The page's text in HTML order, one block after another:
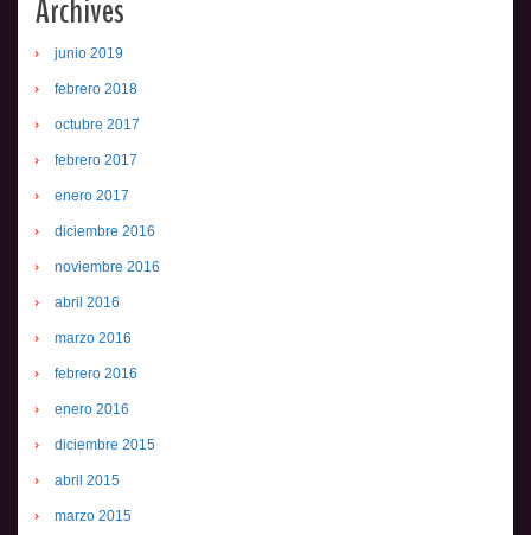
Archives
junio 2019
febrero 2018
octubre 2017
febrero 2017
enero 2017
diciembre 2016
noviembre 2016
abril 2016
marzo 2016
febrero 2016
enero 2016
diciembre 2015
abril 2015
marzo 2015